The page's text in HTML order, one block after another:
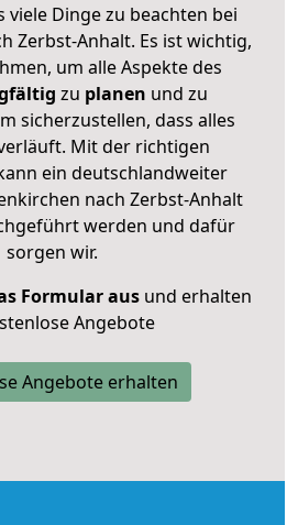
viele Dinge zu beachten bei
Zerbst-Anhalt. Es ist wichtig,
um alle Aspekte des
zu planen und zu
sicherzustellen, dass alles
Mit der richtigen
ein deutschlandweiter
nach Zerbst-Anhalt
werden und dafür
sorgen wir.
Formular ausund erhalten
Angebote
Angebote erhalten